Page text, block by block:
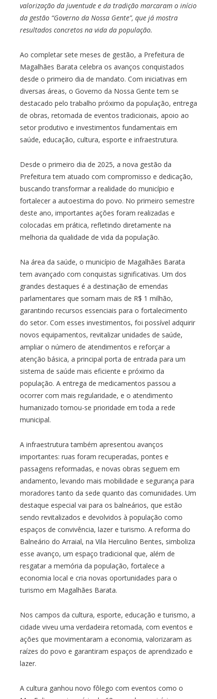
valorização da juventude e da tradição marcaram o início
da gestão “Governo da Nossa Gente”, que já mostra
resultados concretos na vida da população.
Ao completar sete meses de gestão, a Prefeitura de
Magalhães Barata celebra os avanços conquistados
desde o primeiro dia de mandato. Com iniciativas em
diversas áreas, o Governo da Nossa Gente tem se
destacado pelo trabalho próximo da população, entrega
de obras, retomada de eventos tradicionais, apoio ao
setor produtivo e investimentos fundamentais em
saúde, educação, cultura, esporte e infraestrutura.
Desde o primeiro dia de 2025, a nova gestão da
Prefeitura tem atuado com compromisso e dedicação,
buscando transformar a realidade do município e
fortalecer a autoestima do povo. No primeiro semestre
deste ano, importantes ações foram realizadas e
colocadas em prática, refletindo diretamente na
melhoria da qualidade de vida da população.
Na área da saúde, o município de Magalhães Barata
tem avançado com conquistas significativas. Um dos
grandes destaques é a destinação de emendas
parlamentares que somam mais de R$ 1 milhão,
garantindo recursos essenciais para o fortalecimento
do setor. Com esses investimentos, foi possível adquirir
novos equipamentos, revitalizar unidades de saúde,
ampliar o número de atendimentos e reforçar a
atenção básica, a principal porta de entrada para um
sistema de saúde mais eficiente e próximo da
população. A entrega de medicamentos passou a
ocorrer com mais regularidade, e o atendimento
humanizado tornou-se prioridade em toda a rede
municipal.
A infraestrutura também apresentou avanços
importantes: ruas foram recuperadas, pontes e
passagens reformadas, e novas obras seguem em
andamento, levando mais mobilidade e segurança para
moradores tanto da sede quanto das comunidades. Um
destaque especial vai para os balneários, que estão
sendo revitalizados e devolvidos à população como
espaços de convivência, lazer e turismo. A reforma do
Balneário do Arraial, na Vila Herculino Bentes, simboliza
esse avanço, um espaço tradicional que, além de
resgatar a memória da população, fortalece a
economia local e cria novas oportunidades para o
turismo em Magalhães Barata.
Nos campos da cultura, esporte, educação e turismo, a
cidade viveu uma verdadeira retomada, com eventos e
ações que movimentaram a economia, valorizaram as
raízes do povo e garantiram espaços de aprendizado e
lazer.
A cultura ganhou novo fôlego com eventos como o